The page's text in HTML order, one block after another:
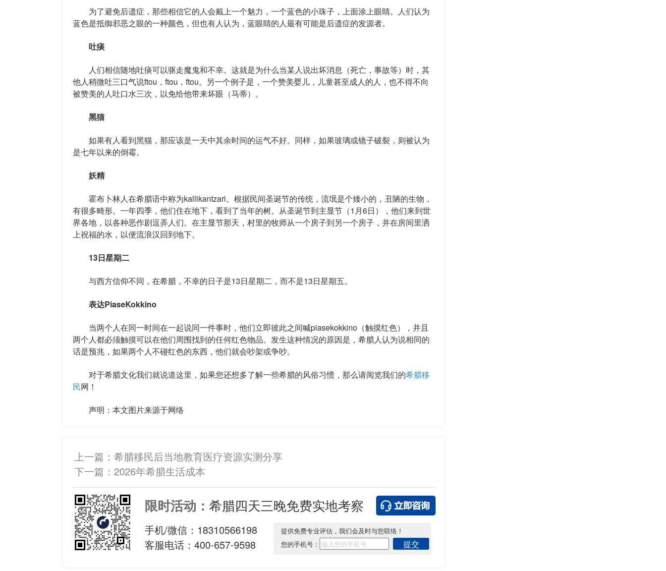
为了避免后遗症，那些相信它的人会戴上一个魅力，一个蓝色的小珠子，上面涂上眼睛。人们认为
蓝色是抵御邪恶之眼的一种颜色，但也有人认为，蓝眼睛的人最有可能是后遗症的发源者。
吐痰
人们相信随地吐痰可以驱走魔鬼和不幸。这就是为什么当某人说出坏消息（死亡，事故等）时，其
他人稍微吐三口气说ftou，ftou，ftou。另一个例子是，一个赞美婴儿，儿童甚至成人的人，也不得不向
被赞美的人吐口水三次，以免给他带来坏眼（马蒂）。
黑猫
如果有人看到黑猫，那应该是一天中其余时间的运气不好。同样，如果玻璃或镜子破裂，则被认为
是七年以来的倒霉。
妖精
霍布卜林人在希腊语中称为kallikantzari。根据民间圣诞节的传统，流氓是个矮小的，丑陋的生物，
有很多畸形。一年四季，他们住在地下，看到了当年的树。从圣诞节到主显节（1月6日），他们来到世
界各地，以各种恶作剧逗弄人们。在主显节那天，村里的牧师从一个房子到另一个房子，并在房间里洒
上祝福的水，以便流浪汉回到地下。
13日星期二
与西方信仰不同，在希腊，不幸的日子是13日星期二，而不是13日星期五。
表达PiaseKokkino
当两个人在同一时间在一起说同一件事时，他们立即彼此之间喊piasekokkino（触摸红色），并且
两个人都必须触摸可以在他们周围找到的任何红色物品。发生这种情况的原因是，希腊人认为说相同的
话是预兆，如果两个人不碰红色的东西，他们就会吵架或争吵。
对于希腊文化我们就说道这里，如果您还想多了解一些希腊的风俗习惯，那么请阅览我们的希腊移
民网！
声明：本文图片来源于网络
上一篇： 希腊移民后当地教育医疗资源实测分享
下一篇： 2026年希腊生活成本
限时活动： 希腊四天三晚免费实地考察
手机/微信： 18310566198
客服电话：400-657-9598
提供免费专业评估，我们会及时与您联络！
您的手机号：
提交